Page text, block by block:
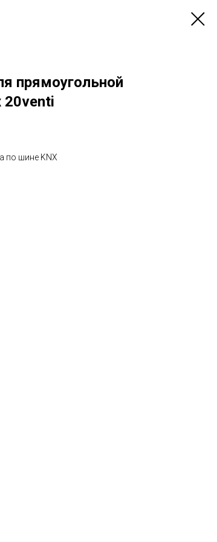
прямоугольной
20venti
по шине KNX